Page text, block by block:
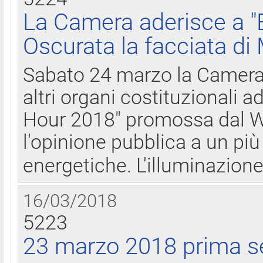
La Camera aderisce a
Oscurata la facciata di
Sabato 24 marzo la
altri organi costituzionali
Hour 2018" promossa dal
l'opinione pubblica a un
energetiche.
16/03/2018
5223
23 marzo 2018 prima